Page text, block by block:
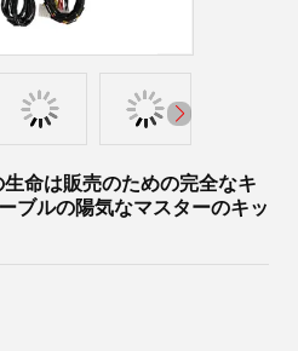
命は販売のための完全なキ
ブルの陽気なマスターのキッ